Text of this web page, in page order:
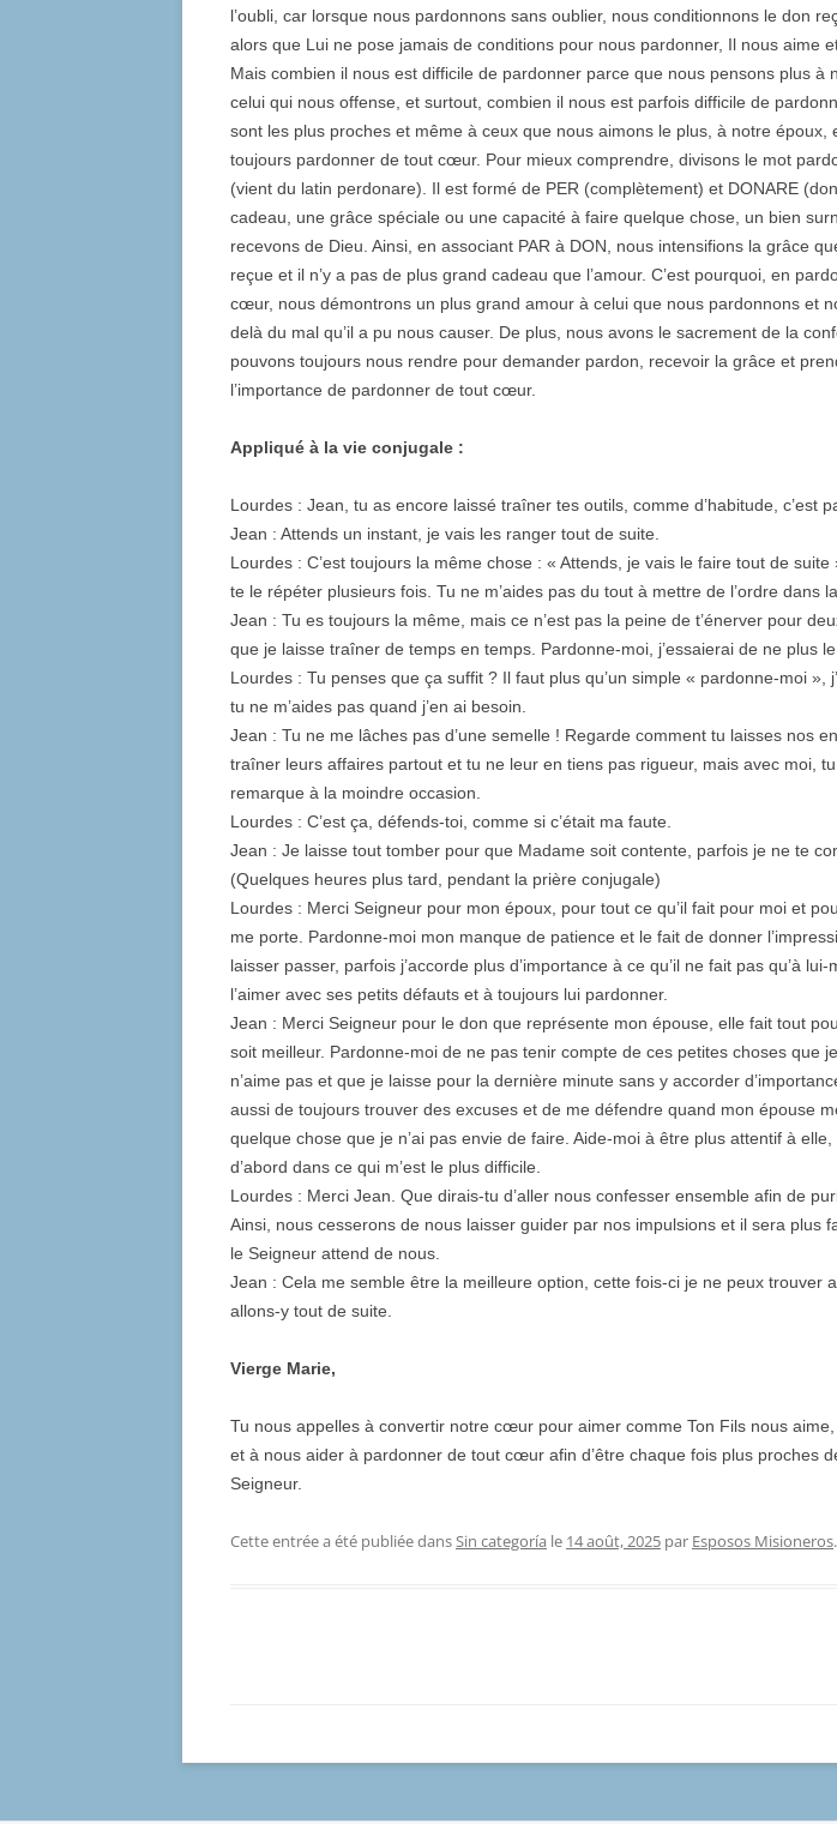
l’oubli, car lorsque nous pardonnons sans oublier, nous conditionnons le don
alors que Lui ne pose jamais de conditions pour nous pardonner, Il nous aime
Mais combien il nous est difficile de pardonner parce que nous pensons plus à
celui qui nous offense, et surtout, combien il nous est parfois difficile de
sont les plus proches et même à ceux que nous aimons le plus, à notre époux,
toujours pardonner de tout cœur. Pour mieux comprendre, divisons le mot
(vient du latin perdonare). Il est formé de PER (complètement) et DONARE
cadeau, une grâce spéciale ou une capacité à faire quelque chose, un bien
recevons de Dieu. Ainsi, en associant PAR à DON, nous intensifions la grâce
reçue et il n’y a pas de plus grand cadeau que l’amour. C’est pourquoi, en
cœur, nous démontrons un plus grand amour à celui que nous pardonnons et
delà du mal qu’il a pu nous causer. De plus, nous avons le sacrement de la
pouvons toujours nous rendre pour demander pardon, recevoir la grâce et
l’importance de pardonner de tout cœur.
Appliqué à la vie conjugale :
Lourdes : Jean, tu as encore laissé traîner tes outils, comme d’habitude, c’est
Jean : Attends un instant, je vais les ranger tout de suite.
Lourdes : C’est toujours la même chose : « Attends, je vais le faire tout de
te le répéter plusieurs fois. Tu ne m’aides pas du tout à mettre de l’ordre dans
Jean : Tu es toujours la même, mais ce n’est pas la peine de t’énerver pour
que je laisse traîner de temps en temps. Pardonne-moi, j’essaierai de ne plus
Lourdes : Tu penses que ça suffit ? Il faut plus qu’un simple « pardonne-moi »,
tu ne m’aides pas quand j’en ai besoin.
Jean : Tu ne me lâches pas d’une semelle ! Regarde comment tu laisses nos
traîner leurs affaires partout et tu ne leur en tiens pas rigueur, mais avec moi,
remarque à la moindre occasion.
Lourdes : C’est ça, défends-toi, comme si c’était ma faute.
Jean : Je laisse tout tomber pour que Madame soit contente, parfois je ne te
(Quelques heures plus tard, pendant la prière conjugale)
Lourdes : Merci Seigneur pour mon époux, pour tout ce qu’il fait pour moi et
me porte. Pardonne-moi mon manque de patience et le fait de donner
laisser passer, parfois j’accorde plus d’importance à ce qu’il ne fait pas qu’à
l’aimer avec ses petits défauts et à toujours lui pardonner.
Jean : Merci Seigneur pour le don que représente mon épouse, elle fait tout
soit meilleur. Pardonne-moi de ne pas tenir compte de ces petites choses que je
n’aime pas et que je laisse pour la dernière minute sans y accorder
aussi de toujours trouver des excuses et de me défendre quand mon épouse
quelque chose que je n’ai pas envie de faire. Aide-moi à être plus attentif à elle,
d’abord dans ce qui m’est le plus difficile.
Lourdes : Merci Jean. Que dirais-tu d’aller nous confesser ensemble afin de
Ainsi, nous cesserons de nous laisser guider par nos impulsions et il sera plus
le Seigneur attend de nous.
Jean : Cela me semble être la meilleure option, cette fois-ci je ne peux trouver
allons-y tout de suite.
Vierge Marie,
Tu nous appelles à convertir notre cœur pour aimer comme Ton Fils nous
et à nous aider à pardonner de tout cœur afin d’être chaque fois plus proches
Seigneur.
Cette entrée a été publiée dansSin categoría le 14 août, 2025 par Esposos Misioneros.